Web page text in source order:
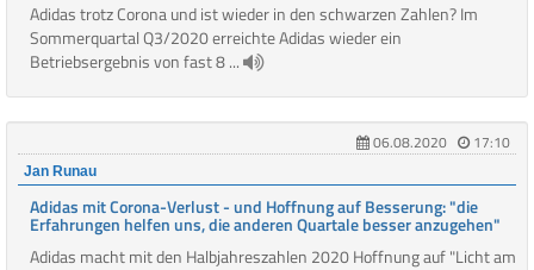
Adidas trotz Corona und ist wieder in den schwarzen Zahlen? Im
Sommerquartal Q3/2020 erreichte Adidas wieder ein
Betriebsergebnis von fast 8 ...
06.08.2020 17:10
Jan Runau
Adidas mit Corona-Verlust - und Hoffnung auf Besserung: "die
Erfahrungen helfen uns, die anderen Quartale besser anzugehen"
Adidas macht mit den Halbjahreszahlen 2020 Hoffnung auf "Licht am